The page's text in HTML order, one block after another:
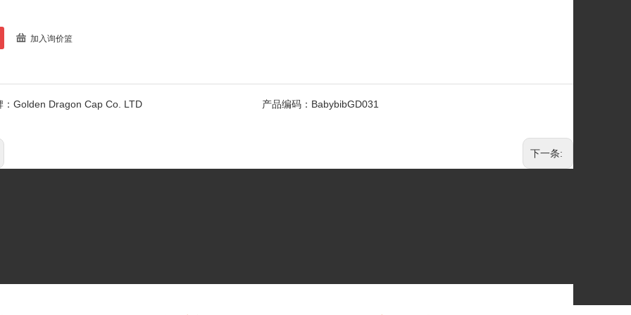
加入询价篮
Golden Dragon Cap Co. LTD 产品编码： BabybibGD031
下一条: